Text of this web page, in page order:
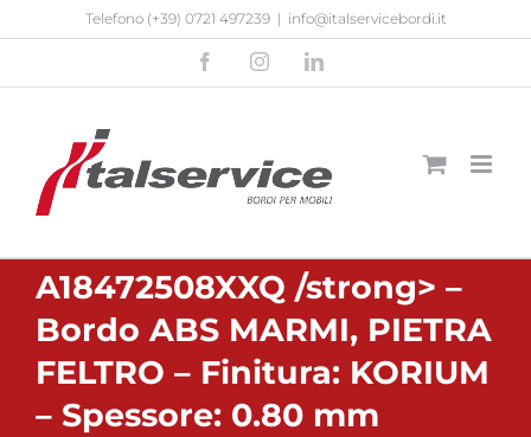
contenuto
Telefono (+39) 0721 497239 | info@italservicebordi.it
FacebookInstagramLinkedIn
A18472508XXQ /strong> –
Bordo ABS MARMI, PIETRA
FELTRO – Finitura: KORIUM
– Spessore: 0.80 mm